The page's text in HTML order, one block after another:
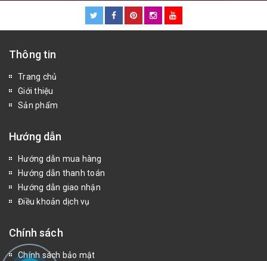
Thông tin
Trang chủ
Giới thiệu
Sản phẩm
Hướng dẫn
Hướng dẫn mua hàng
Hướng dẫn thanh toán
Hướng dẫn giao nhận
Điều khoản dịch vụ
Chính sách
Chính sách bảo mật